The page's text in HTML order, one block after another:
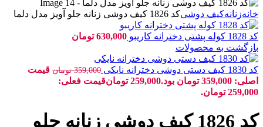
خانهزنانهکیف دوشیکد 1826 کیف دوشی زنانه جلو آویز مدل دلما
کد 1828 کوله پشتی دخترانه کاریبو 630,000 تومان
بازگشت به محصولات
کد 1830 کیف دستی دوشی دخترانه نایکی 359,000 تومان قیمت
اصلی: 359,000 تومان بود.
259,000 تومانقیمت فعلی:
259,000 تومان.
کد 1826 کیف دوشی زنانه جلو